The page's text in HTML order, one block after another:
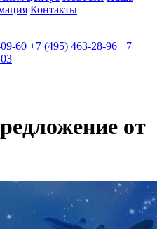
Контакты
60 +7 (495) 463-28-96 +7
от